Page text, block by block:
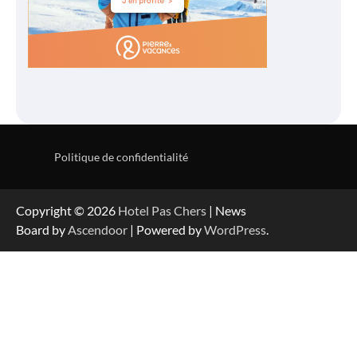
Politique de confidentialité
Copyright © 2026 Hotel Pas Chers | News
Board byAscendoor | Powered byWordPress.